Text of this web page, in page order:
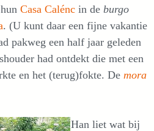
Casa Calénc in de burgo
. (U kunt daar een fijne vakantie
pakweg een half jaar geleden
had ontdekt die met een
en het (terug)fokte. De mora
Han liet wat bij